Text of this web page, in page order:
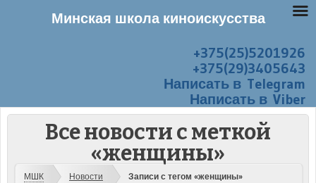
+375(25)5201926
+375(29)3405643
Написать в Telegram
Написать в Viber
Все новости с меткой
«женщины»
МШК Новости Записи с тегом «женщины»
Минская школа киноискусства